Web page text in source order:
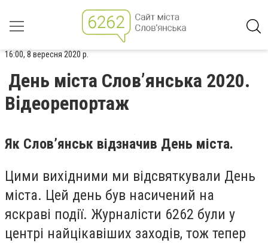
16:00, 8 вересня 2020 р.
День міста Слов’янська 2020.
Відеорепортаж
Як Слов’янськ відзначив День міста.
Цими вихідними ми відсвяткували День
міста. Цей день був насичений на
яскраві події. Журналісти 6262 були у
центрі найцікавіших заходів, тож тепер